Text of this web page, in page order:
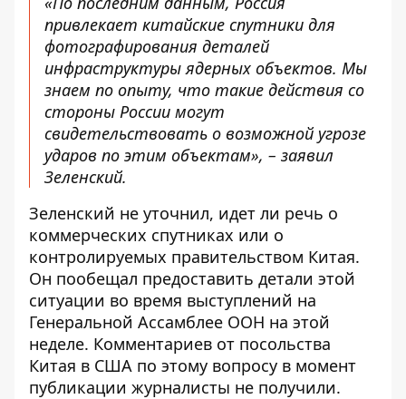
привлекает китайские спутники для
фотографирования деталей
инфраструктуры ядерных объектов. Мы
знаем по опыту, что такие действия со
стороны России могут
свидетельствовать о возможной угрозе
ударов по этим объектам», – заявил
Зеленский.
Зеленский не уточнил, идет ли речь о
коммерческих спутниках или о
контролируемых правительством Китая.
Он пообещал предоставить детали этой
ситуации во время выступлений на
Генеральной Ассамблее ООН на этой
неделе. Комментариев от посольства
Китая в США по этому вопросу в момент
публикации журналисты не получили.